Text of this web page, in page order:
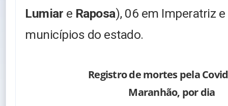
Lumiar e Raposa), 06 em Imperatriz
municípios do estado.
Registro de mortes pela
Maranhão, por dia